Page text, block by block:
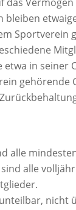
bleiben
Sportverein
etwa in seiner
gehörende
alle
alle
nicht